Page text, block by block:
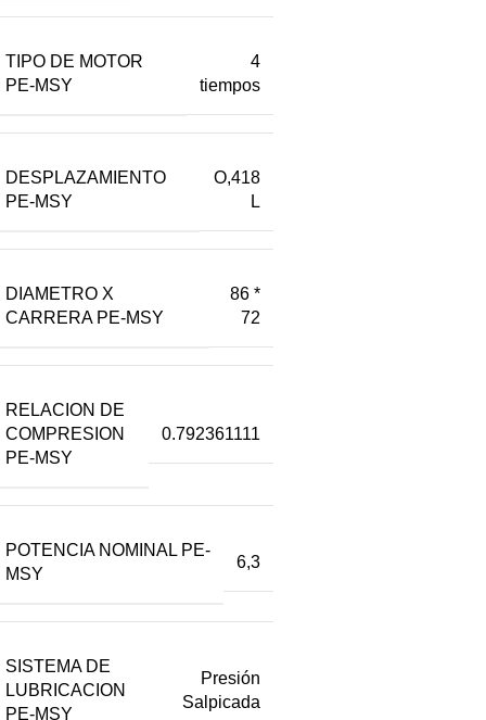
TIPO DE MOTOR
PE-MSY
4
tiempos
DESPLAZAMIENTO
PE-MSY
O,418
L
DIAMETRO X
CARRERA PE-MSY
86 *
72
RELACION DE
COMPRESION
PE-MSY
0.792361111
POTENCIA NOMINAL PE-
MSY
6,3
SISTEMA DE
LUBRICACION
PE-MSY
Presión
Salpicada